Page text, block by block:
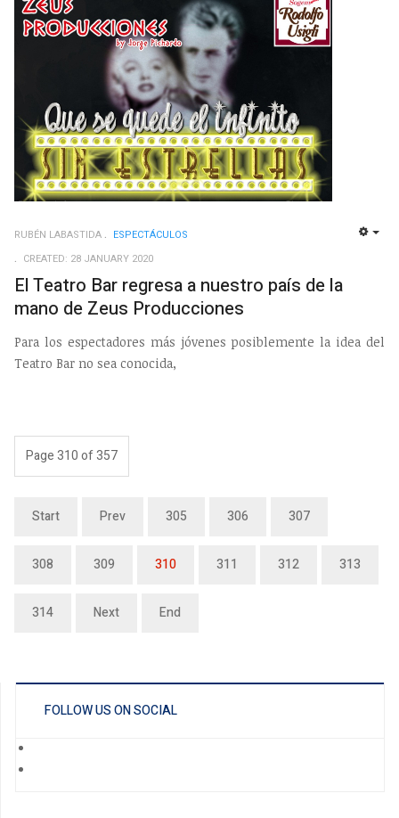
RUBÉN LABASTIDA
ESPECTÁCULOS
CREATED: 28 JANUARY 2020
El Teatro Bar regresa a nuestro país de la
mano de Zeus Producciones
Para los espectadores más jóvenes posiblemente la idea del
Teatro Bar no sea conocida,
Page 310 of 357
Start Prev 305 306 307
308 309 310 311 312 313
314 Next End
FOLLOW US ON SOCIAL